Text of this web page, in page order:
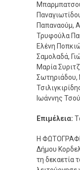
Παπαναούμ,
Τρυφούλα
Ελένη
Σαμολαδά,
Μαρία
Σωτηριάδου,
Iωάννης
Επιμέλεια:
Η
Δήμου
τη δεκαετία